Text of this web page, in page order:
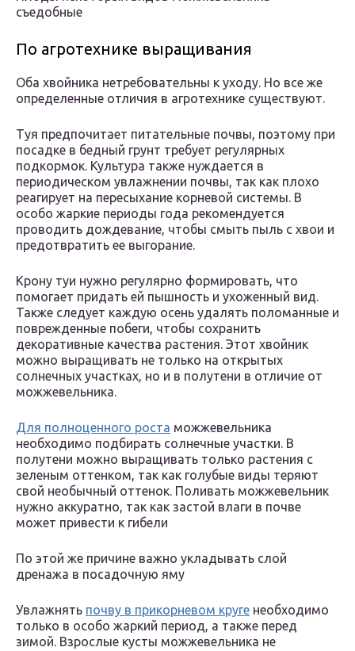
съедобные
По агротехнике выращивания
Оба хвойника нетребовательны к уходу. Но все же
определенные отличия в агротехнике существуют.
Туя предпочитает питательные почвы, поэтому при
посадке в бедный грунт требует регулярных
подкормок. Культура также нуждается в
периодическом увлажнении почвы, так как плохо
реагирует на пересыхание корневой системы. В
особо жаркие периоды года рекомендуется
проводить дождевание, чтобы смыть пыль с хвои и
предотвратить ее выгорание.
Крону туи нужно регулярно формировать, что
помогает придать ей пышность и ухоженный вид.
Также следует каждую осень удалять поломанные и
поврежденные побеги, чтобы сохранить
декоративные качества растения. Этот хвойник
можно выращивать не только на открытых
солнечных участках, но и в полутени в отличие от
можжевельника.
Для полноценного роста можжевельника
необходимо подбирать солнечные участки. В
полутени можно выращивать только растения с
зеленым оттенком, так как голубые виды теряют
свой необычный оттенок. Поливать можжевельник
нужно аккуратно, так как застой влаги в почве
может привести к гибели
По этой же причине важно укладывать слой
дренажа в посадочную яму
Увлажнять почву в прикорневом круге необходимо
только в особо жаркий период, а также перед
зимой. Взрослые кусты можжевельника не